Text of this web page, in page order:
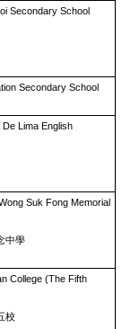
Secondary School
Secondary School
Lima English
Suk Fong Memorial
中學
College (The Fifth
校